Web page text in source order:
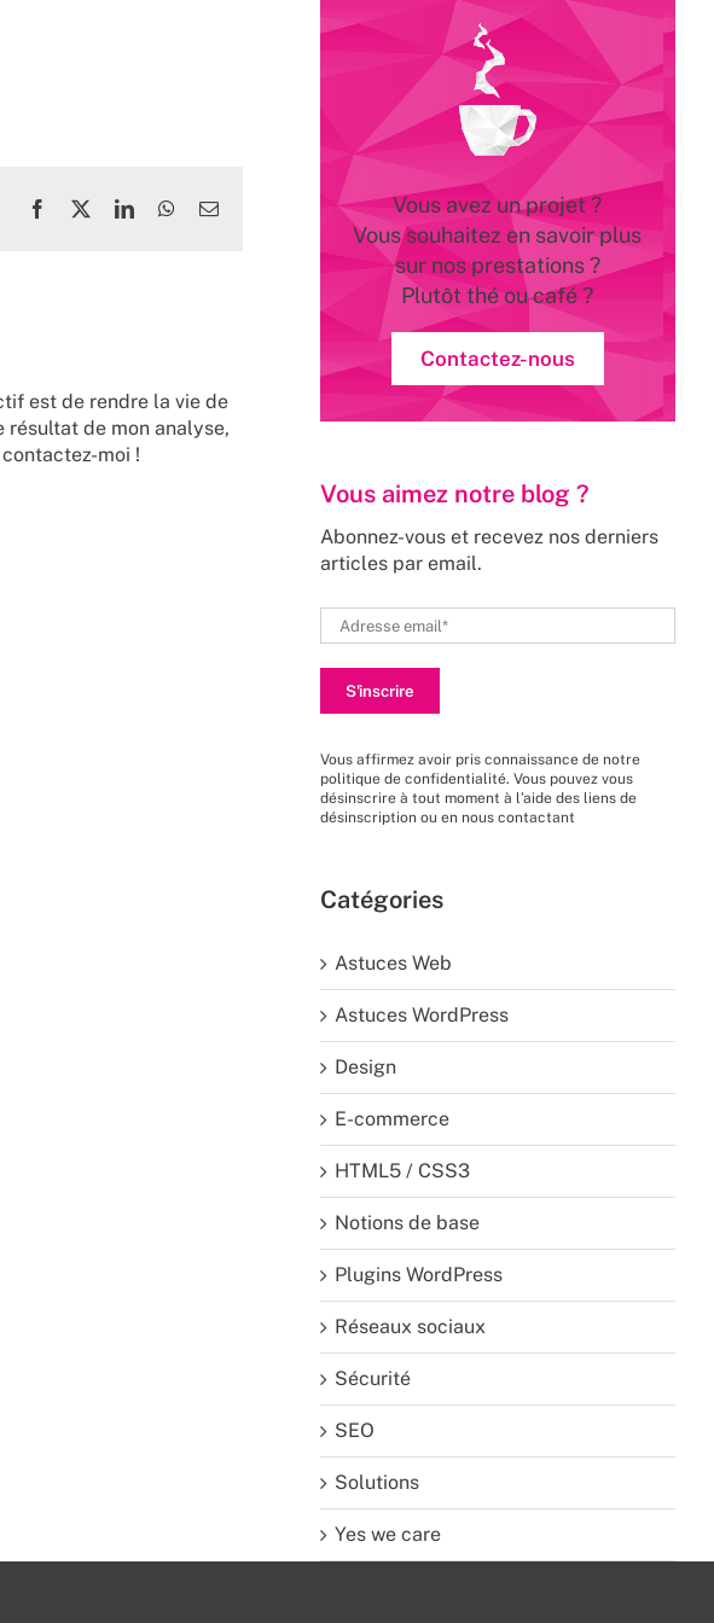
Facebook
X LinkedInWhatsApp
Email
est de rendre la vie de
de mon analyse,
contactez-moi !
Vous avez un projet ?
Vous souhaitez en savoir plus
sur nos prestations ?
Plutôt thé ou café ?
Contactez-nous
Vous aimez notre blog ?
Abonnez-vous et recevez nos derniers
articles par email.
Vous affirmez avoir pris connaissance de notre
politique de confidentialité. Vous pouvez vous
désinscrire à tout moment à l’aide des liens de
désinscription ou en nous contactant
Catégories
Astuces Web
Astuces WordPress
Design
E-commerce
HTML5 / CSS3
Notions de base
Plugins WordPress
Réseaux sociaux
Sécurité
SEO
Solutions
Yes we care